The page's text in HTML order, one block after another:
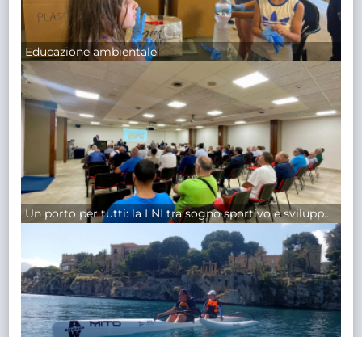
Educazione ambientale
Un porto per tutti: la LNI tra sogno sportivo e sviluppo reale